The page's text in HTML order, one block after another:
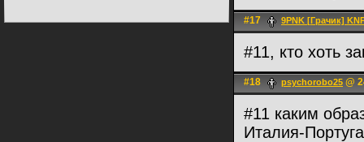
#17 9PNK [Грачик]
#11, кто хоть
#18 psychorobo25 @
#11 каким
Италия-